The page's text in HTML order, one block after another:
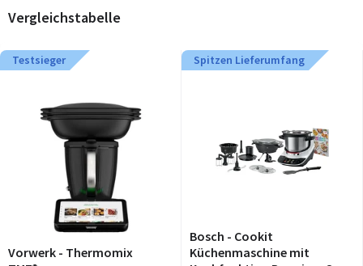
Vergleichstabelle
Testsieger
Vorwerk - Thermomix
Spitzen Lieferumfang
Bosch - Cookit
Küchenmaschine mit